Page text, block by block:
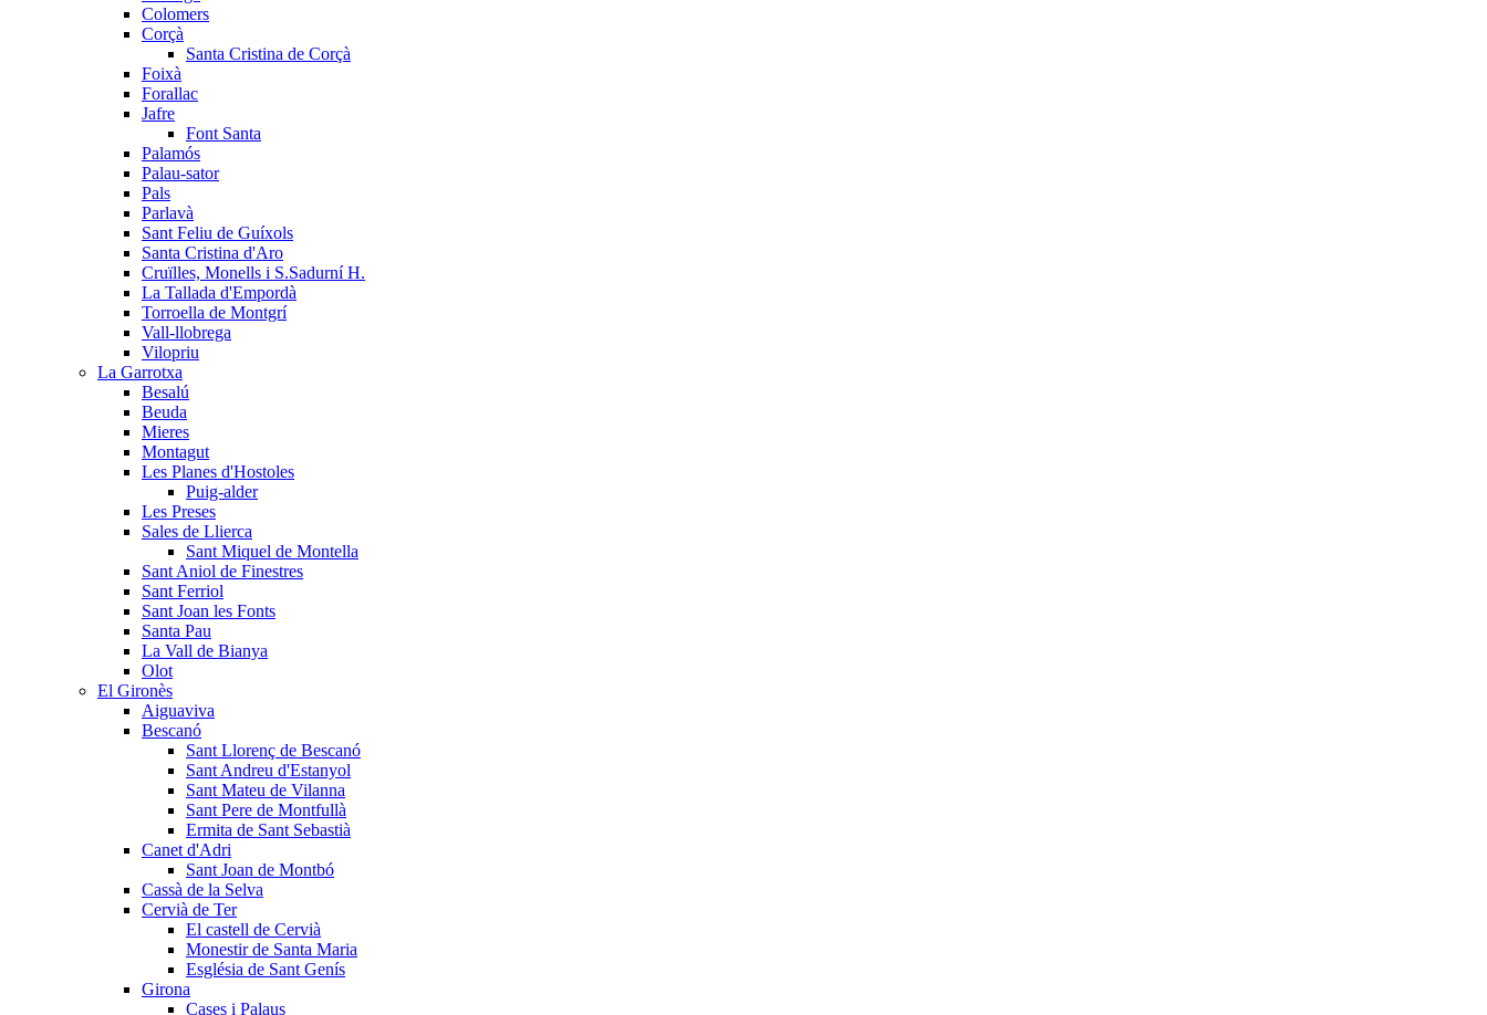
Colomers
Corçà
Santa Cristina de Corçà
Foixà
Forallac
Jafre
Font Santa
Palamós
Palau-sator
Pals
Parlavà
Sant Feliu de Guíxols
Santa Cristina d'Aro
Cruïlles, Monells i S.Sadurní H.
La Tallada d'Empordà
Torroella de Montgrí
Vall-llobrega
Vilopriu
La Garrotxa
Besalú
Beuda
Mieres
Montagut
Les Planes d'Hostoles
Puig-alder
Les Preses
Sales de Llierca
Sant Miquel de Montella
Sant Aniol de Finestres
Sant Ferriol
Sant Joan les Fonts
Santa Pau
La Vall de Bianya
Olot
El Gironès
Aiguaviva
Bescanó
Sant Llorenç de Bescanó
Sant Andreu d'Estanyol
Sant Mateu de Vilanna
Sant Pere de Montfullà
Ermita de Sant Sebastià
Canet d'Adri
Sant Joan de Montbó
Cassà de la Selva
Cervià de Ter
El castell de Cervià
Monestir de Santa Maria
Església de Sant Genís
Girona
Cases i Palaus